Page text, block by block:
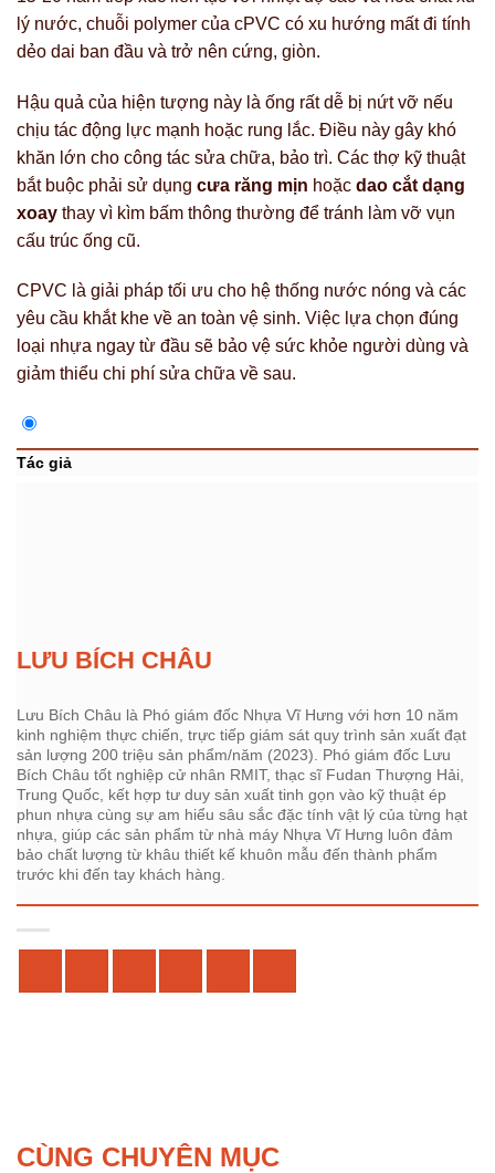
lý nước, chuỗi polymer của cPVC có xu hướng mất đi tính
dẻo dai ban đầu và trở nên cứng, giòn.
Hậu quả của hiện tượng này là ống rất dễ bị nứt vỡ nếu
chịu tác động lực mạnh hoặc rung lắc. Điều này gây khó
khăn lớn cho công tác sửa chữa, bảo trì. Các thợ kỹ thuật
bắt buộc phải sử dụng cưa răng mịn hoặc dao cắt dạng
xoay thay vì kìm bấm thông thường để tránh làm vỡ vụn
cấu trúc ống cũ.
CPVC là giải pháp tối ưu cho hệ thống nước nóng và các
yêu cầu khắt khe về an toàn vệ sinh. Việc lựa chọn đúng
loại nhựa ngay từ đầu sẽ bảo vệ sức khỏe người dùng và
giảm thiểu chi phí sửa chữa về sau.
Tác giả
LƯU BÍCH CHÂU
Lưu Bích Châu là Phó giám đốc Nhựa Vĩ Hưng với hơn 10 năm
kinh nghiệm thực chiến, trực tiếp giám sát quy trình sản xuất đạt
sản lượng 200 triệu sản phẩm/năm (2023). Phó giám đốc Lưu
Bích Châu tốt nghiệp cử nhân RMIT, thạc sĩ Fudan Thượng Hải,
Trung Quốc, kết hợp tư duy sản xuất tinh gọn vào kỹ thuật ép
phun nhựa cùng sự am hiểu sâu sắc đặc tính vật lý của từng hạt
nhựa, giúp các sản phẩm từ nhà máy Nhựa Vĩ Hưng luôn đảm
bảo chất lượng từ khâu thiết kế khuôn mẫu đến thành phẩm
trước khi đến tay khách hàng.
CÙNG CHUYÊN MỤC